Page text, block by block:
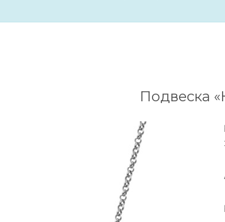
Подвеска